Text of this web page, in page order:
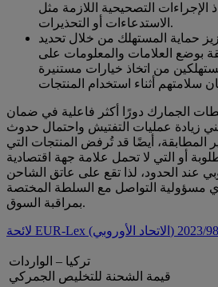
التصحيحية اللازمة مثل
الاستدعاءات أو التحذيرات.
حماية المستهلك من خلال تحديد
بوضع العلامات والمعلومات على
من اتخاذ خيارات مستنيرة
الجمارك دورًا أكثر فاعلية في ضمان
زيادة عمليات التفتيش واحتمال حدوث
المطابقة، أيضًا قد تُرفض المنتجات التي
أو التي لا تحمل علامة جهة اقتصادية
عند الحدود، لذا تقع على عاتق الشاحن
مسؤولية التواصل مع السلطة المختصة
بمراقبة السوق.
تركيا – الواردات
قيمة الشحنة للتخليص الجمركي